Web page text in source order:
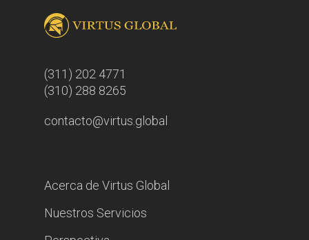
(311) 202 4771
(310) 288 8265
contacto@virtus.global
Acerca de Virtus Global
Nuestros Servicios